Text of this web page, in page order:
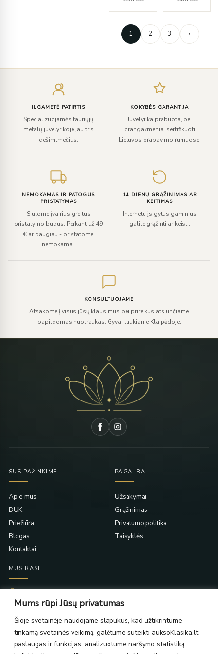
Mums rūpi Jūsų privatumas
Šioje svetainėje naudojame slapukus, kad užtikrintume
tinkamą svetainės veikimą, galėtume suteikti auksoKlasika.lt
paslaugas ir funkcijas, analizuotume naršymo statistiką,
1 2 3 ›
ILGAMETĖ PATIRTIS
Specializuojamės tauriųjų
metalų juvelyrikoje jau tris
dešimtmečius.
KOKYBĖS GARANTIJA
Juvelyrika prabuota, bei
brangakmeniai sertifikuoti
Lietuvos prabavimo rūmuose.
NEMOKAMAS IR PATOGUS
PRISTATYMAS
Siūlome įvairius greitus
pristatymo būdus. Perkant už 49
€ ar daugiau - pristatome
nemokamai.
14 DIENŲ GRĄŽINIMAS AR
KEITIMAS
Internetu įsigytus gaminius
galite grąžinti ar keisti.
KONSULTUOJAME
Atsakome į visus jūsų klausimus bei prireikus atsiunčiame
papildomas nuotraukas. Gyvai laukiame Klaipėdoje.
SUSIPAŽINKIME
Apie mus
DUK
Priežiūra
Blogas
Kontaktai
PAGALBA
Užsakymai
Grąžinimas
Privatumo politika
Taisyklės
MUS RASITE
PC Molas, Klaipėda
PC BIG 2, Klaipėda
Šilutės pl. 35
PC Banginis, Klaipėda